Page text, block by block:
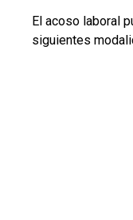
El acoso laboral
siguientes